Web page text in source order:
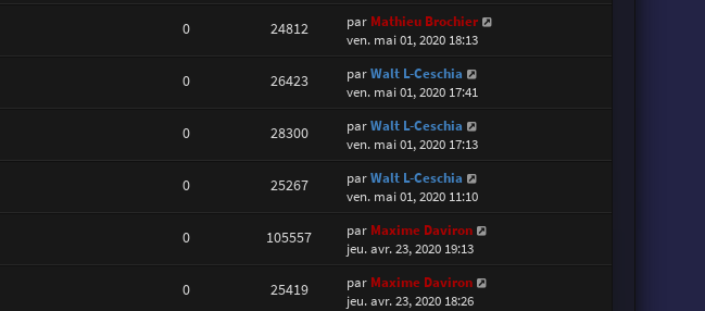
0 24812 par Mathieu Brochier
ven. mai 01, 2020 18:13
0 26423 parWalt L-Ceschia
ven. mai 01, 2020 17:41
0 28300 parWalt L-Ceschia
ven. mai 01, 2020 17:13
0 25267 parWalt L-Ceschia
ven. mai 01, 2020 11:10
0 105557 par Maxime Daviron
jeu. avr. 23, 2020 19:13
0 25419 par Maxime Daviron
jeu. avr. 23, 2020 18:26